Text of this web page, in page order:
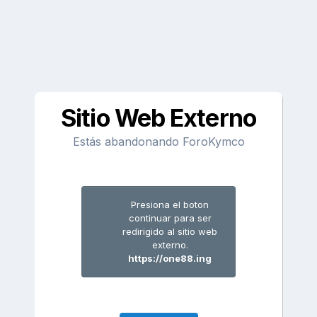
Sitio Web Externo
Estás abandonando ForoKymco
Presiona el boton
continuar para ser
redirigido al sitio web
externo.
https://one88.ing